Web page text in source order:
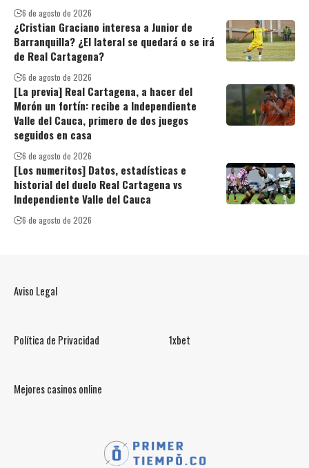
6 de agosto de 2026
¿Cristian Graciano interesa a Junior de
Barranquilla? ¿El lateral se quedará o se irá
de Real Cartagena?
6 de agosto de 2026
[La previa] Real Cartagena, a hacer del
Morón un fortín: recibe a Independiente
Valle del Cauca, primero de dos juegos
seguidos en casa
6 de agosto de 2026
[Los numeritos] Datos, estadísticas e
historial del duelo Real Cartagena vs
Independiente Valle del Cauca
6 de agosto de 2026
Aviso Legal
Política de Privacidad 1xbet
Mejores casinos online